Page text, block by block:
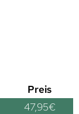
Preis
47,95€